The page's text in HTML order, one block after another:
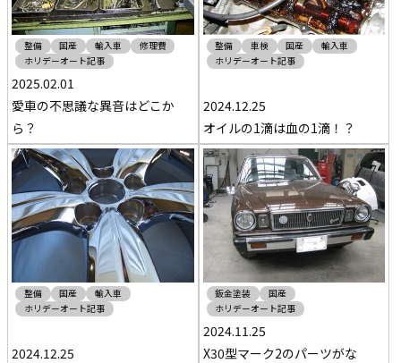
整備 国産 輸入車
修理費
ホリデーオート記事
2025.02.01
愛車の不思議な異音はどこか
ら？
整備 車検 国産
輸入車
ホリデーオート記事
2024.12.25
オイルの1滴は血の1滴！？
整備 国産
輸入車
ホリデーオート記事
2024.12.25
鈑金塗装
国産
ホリデーオート記事
2024.11.25
X30型マーク2のパーツがな